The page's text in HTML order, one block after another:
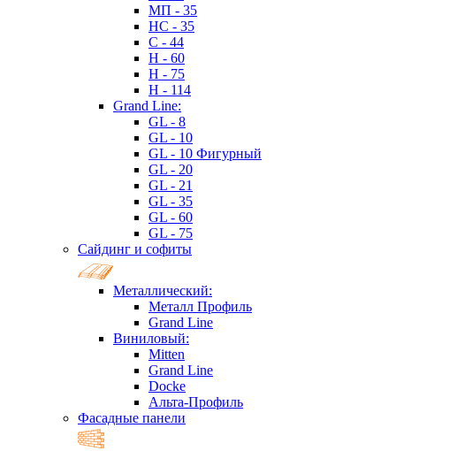
МП - 35
HC - 35
C - 44
H - 60
H - 75
H - 114
Grand Line:
GL - 8
GL - 10
GL - 10 Фигурный
GL - 20
GL - 21
GL - 35
GL - 60
GL - 75
Сайдинг и софиты
Металлический:
Металл Профиль
Grand Line
Виниловый:
Mitten
Grand Line
Docke
Альта-Профиль
Фасадные панели